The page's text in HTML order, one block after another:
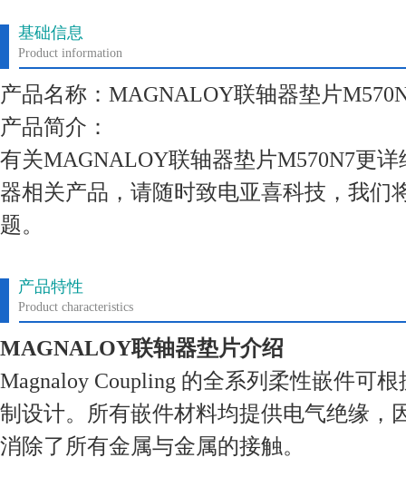
基础信息
Product information
产品名称：MAGNALOY联轴器垫片
产品简介：
有关MAGNALOY联轴器垫片M570N7更
器相关产品，请随时致电亚喜科技，我们
题。
产品特性
Product characteristics
MAGNALOY联轴器垫片介绍
Magnaloy Coupling 的全系列柔性嵌件可
制设计。所有嵌件材料均提供电气绝缘，
消除了所有金属与金属的接触。